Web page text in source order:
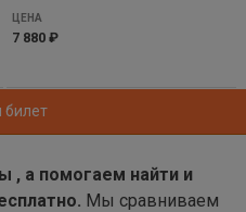
7 880 ₽
билет
, а помогаем найти и
Мы сравниваем